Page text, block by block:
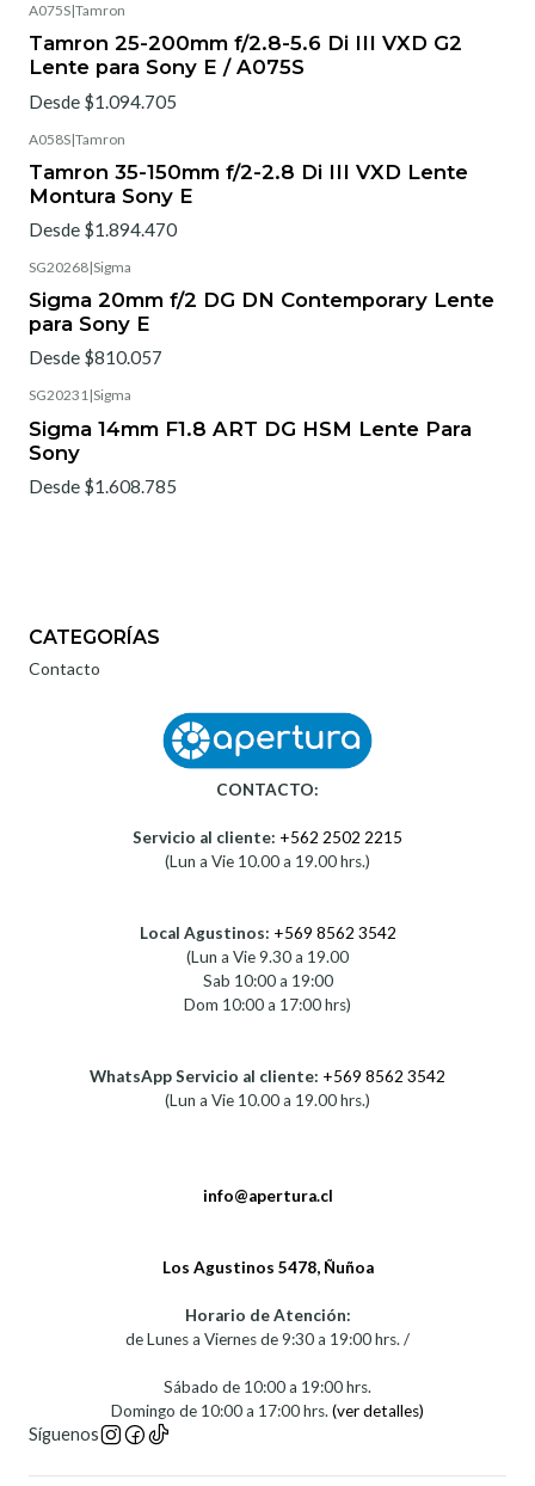
A075S|Tamron
Tamron 25-200mm f/2.8-5.6 Di III VXD G2
Lente para Sony E / A075S
Desde $1.094.705
A058S|Tamron
Tamron 35-150mm f/2-2.8 Di III VXD Lente
Montura Sony E
Desde $1.894.470
SG20268|Sigma
Sigma 20mm f/2 DG DN Contemporary Lente
para Sony E
Desde $810.057
SG20231|Sigma
Sigma 14mm F1.8 ART DG HSM Lente Para
Sony
Desde $1.608.785
CATEGORÍAS
Contacto
CONTACTO:
Servicio al cliente: +562 2502 2215
(Lun a Vie 10.00 a 19.00 hrs.)
Local Agustinos: +569 8562 3542
(Lun a Vie 9.30 a 19.00
Sab 10:00 a 19:00
Dom 10:00 a 17:00 hrs)
WhatsApp Servicio al cliente: +569 8562 3542
(Lun a Vie 10.00 a 19.00 hrs.)
info@apertura.cl
Los Agustinos 5478, Ñuñoa
Horario de Atención:
de Lunes a Viernes de 9:30 a 19:00 hrs. /
Sábado de 10:00 a 19:00 hrs.
Domingo de 10:00 a 17:00 hrs. (ver detalles)
Síguenos